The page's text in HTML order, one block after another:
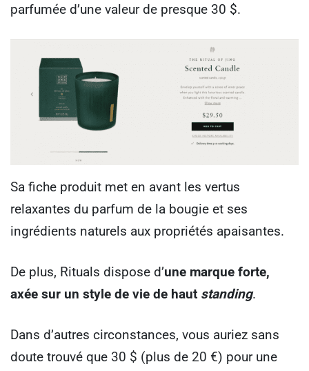
parfumée d’une valeur de presque 30 $.
Sa fiche produit met en avant les vertus
relaxantes du parfum de la bougie et ses
ingrédients naturels aux propriétés apaisantes.
De plus, Rituals dispose d’une marque forte,
axée sur un style de vie de haut standing.
Dans d’autres circonstances, vous auriez sans
doute trouvé que 30 $ (plus de 20 €) pour une